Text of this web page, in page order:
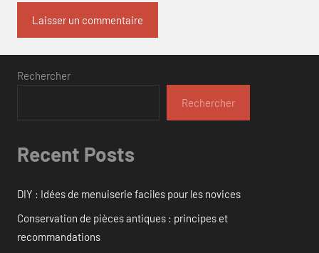
Rechercher
Rechercher
Recent Posts
DIY : Idées de menuiserie faciles pour les novices
Conservation de pièces antiques : principes et
recommandations